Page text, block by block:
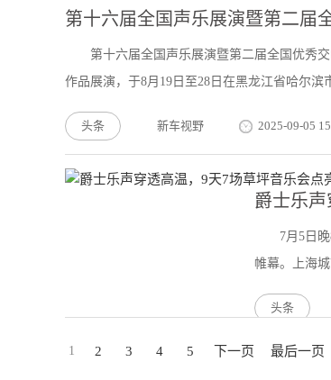
第十六届全国声乐展演暨第二届
第十六届全国声乐展演暨第二届全国优秀
作品展演，于8月19日至28日在黑龙江省哈尔滨
头条 新车视野 2025-09-05
爵士乐
7月5日
帷幕。上海
头条
1 2 3 4 5 下一页 最后一页